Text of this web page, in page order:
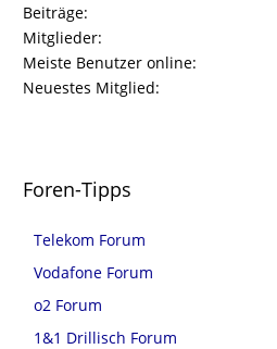
Beiträge
Mitglieder
Meiste Benutzer online
Neuestes Mitglied
Foren-Tipps
Telekom Forum
Vodafone Forum
o2 Forum
1&1 Drillisch Forum